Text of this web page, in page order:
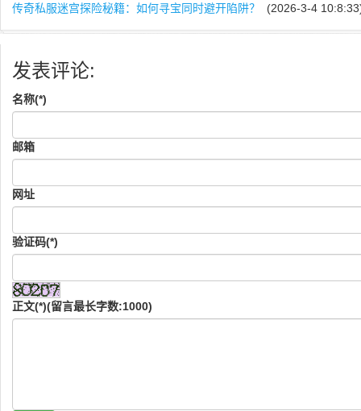
传奇私服迷宫探险秘籍：如何寻宝同时避开陷阱？
(2026-3-4
发表评论:
名称(*)
邮箱
网址
验证码(*)
正文(*)(留言最长字数:1000)